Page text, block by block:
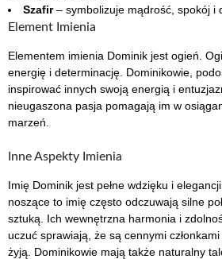
Szafir– symbolizuje mądrość, spokój i
Element Imienia
Elementem imienia Dominik jest ogień.
energię i determinację. Dominikowie,
inspirować innych swoją energią i
nieugaszona pasja pomagają im w
marzeń.
Inne Aspekty Imienia
Imię Dominik jest pełne wdzięku i
noszące to imię często odczuwają silne
sztuką. Ich wewnętrzna harmonia i
uczuć sprawiają, że są cennymi
żyją. Dominikowie mają także naturalny